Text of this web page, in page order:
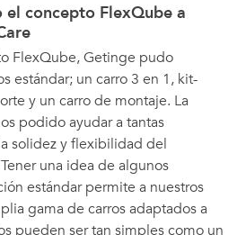
el concepto FlexQube a
FlexQube, Getinge pudo
estándar; un carro 3 en 1, kit-
y un carro de montaje. La
podido ayudar a tantas
solidez y flexibilidad del
una idea de algunos
estándar permite a nuestros
gama de carros adaptados a
pueden ser tan simples como un